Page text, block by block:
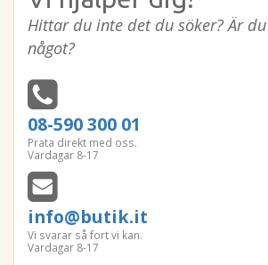
Hittar du inte det du söker? Är
något?
08-590 300 01
Prata direkt med oss.
Vardagar 8-17
info@butik.it
Vi svarar så fort vi kan.
Vardagar 8-17